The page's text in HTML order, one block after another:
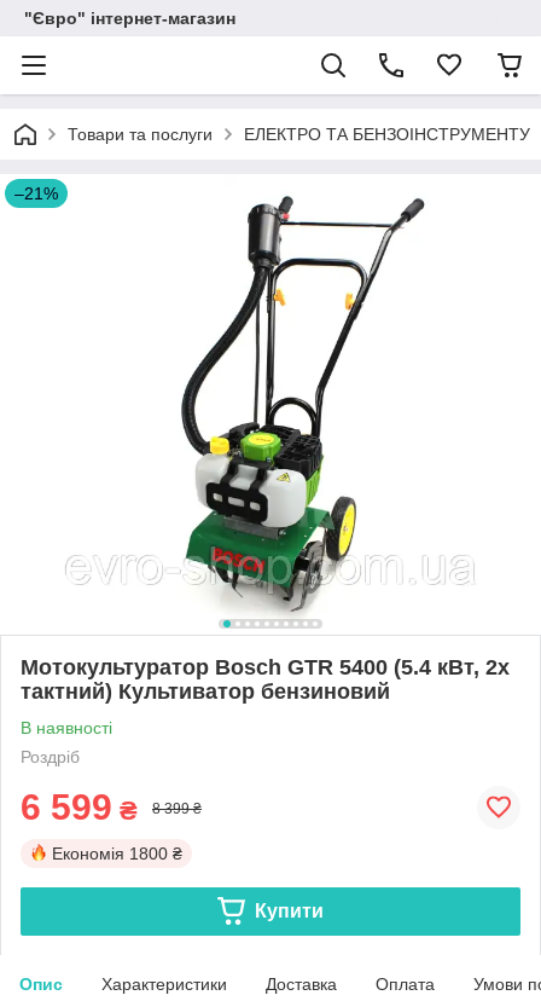
"Євро" інтернет-магазин
Товари та послуги ЕЛЕКТРО ТА БЕНЗОІНСТРУМЕНТУ
–21%
Мотокультуратор Bosch GTR 5400 (5.4 кВт, 2х
тактний) Культиватор бензиновий
В наявності
Роздріб
6 599 ₴ 8 399 ₴
Економія 1800 ₴
Купити
Опис Характеристики Доставка Оплата Умови